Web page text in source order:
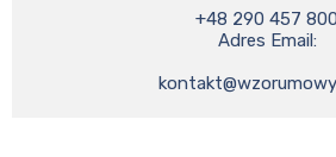
+48 290 457 800
Adres Email: